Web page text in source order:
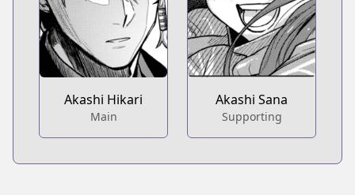
Akashi Hikari
Main
Akashi Sana
Supporting